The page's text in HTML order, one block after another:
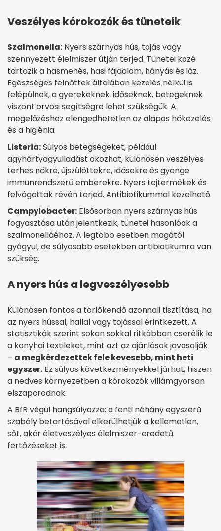
Veszélyes kórokozók és tüneteik
Szalmonella: Nyers szárnyas hús, tojás vagy
szennyezett élelmiszer útján terjed. Tünetei közé
tartozik a hasmenés, hasi fájdalom, hányás és láz.
Egészséges felnőttek általában kezelés nélkül is
felépülnek, a gyerekeknek, időseknek, betegeknek
viszont orvosi segítségre lehet szükségük. A
megelőzéshez elengedhetetlen az alapos hőkezelés
és a higiénia.
Listeria:Súlyos betegségeket, például
agyhártyagyulladást okozhat, különösen veszélyes
terhes nőkre, újszülöttekre, idősekre és gyenge
immunrendszerű emberekre. Nyers tejtermékek és
felvágottak révén terjed. Antibiotikummal kezelhető.
Campylobacter: Elsősorban nyers szárnyas hús
fogyasztása után jelentkezik, tünetei hasonlóak a
szalmonelláéhoz. A legtöbb esetben magától
gyógyul, de súlyosabb esetekben antibiotikumra van
szükség.
A nyers hús a legveszélyesebb
Különösen fontos a törlőkendő azonnali tisztítása, ha
az nyers hússal, hallal vagy tojással érintkezett. A
statisztikák szerint sokan sokkal ritkábban cserélik le
a konyhai textileket, mint azt az ajánlások javasolják
– a megkérdezettek fele kevesebb, mint heti
egyszer. Ez súlyos következményekkel járhat, hiszen
a nedves környezetben a kórokozók villámgyorsan
elszaporodnak.
A BfR végül hangsúlyozza: a fenti néhány egyszerű
szabály betartásával elkerülhetjük a kellemetlen,
sőt, akár életveszélyes élelmiszer-eredetű
fertőzéseket is.